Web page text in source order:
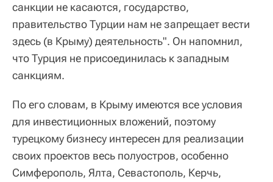
санкции не касаются, государство,
правительство Турции нам не запрещает вести
здесь (в Крыму) деятельность". Он напомнил,
что Турция не присоединилась к западным
санкциям.
По его словам, в Крыму имеются все условия
для инвестиционных вложений, поэтому
турецкому бизнесу интересен для реализации
своих проектов весь полуостров, особенно
Симферополь, Ялта, Севастополь, Керчь,